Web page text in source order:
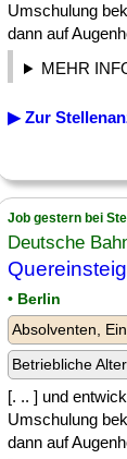
Umschulung
dann auf
MEHR
▶ Zur
Job gestern bei
Deutsche
• Berlin
Absolventen,
Betriebliche
[. .. ] und
Umschulung
dann auf